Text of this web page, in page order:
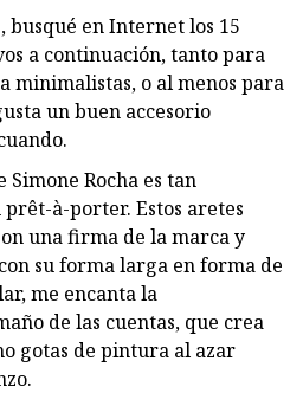
busqué en Internet los 15
a continuación, tanto para
minimalistas, o al menos para
un buen accesorio
Simone Rocha es tan
à-porter. Estos aretes
una firma de la marca y
su forma larga en forma de
me encanta la
de las cuentas, que crea
gotas de pintura al azar